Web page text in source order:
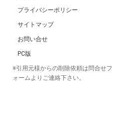
プライバシーポリシー
サイトマップ
お問い合せ
PC版
※引用元様からの削除依頼は問合せフ
ォームよりご連絡下さい。